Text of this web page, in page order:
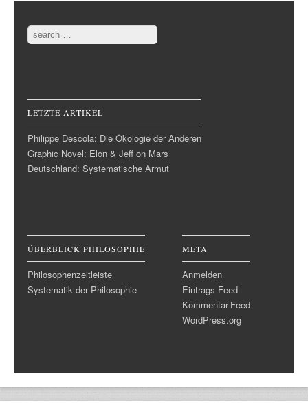
Search
LETZTE ARTIKEL
Philippe Descola: Die Ökologie der Anderen
Graphic Novel: Elon & Jeff on Mars
Deutschland: Systematische Armut
ÜBERBLICK PHILOSOPHIE
Philosophenzeitleiste
Systematik der Philosophie
META
Anmelden
Eintrags-Feed
Kommentar-Feed
WordPress.org